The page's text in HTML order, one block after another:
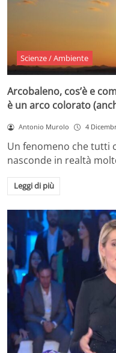
Scienze / Ambiente
Arcobaleno, cos’è e
è un arco colorato
Antonio Murolo 4
Un fenomeno che tutti
nasconde in realtà
Leggi di più